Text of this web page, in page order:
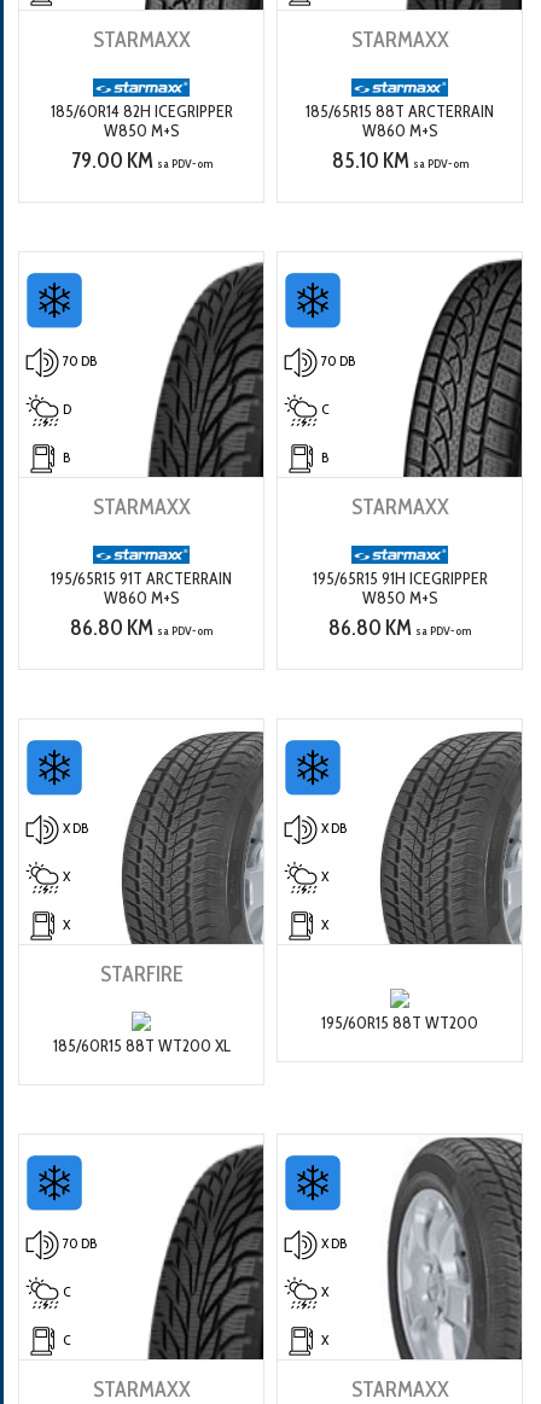
STARMAXX
185/60R14 82H ICEGRIPPER
W850 M+S
79.00 KM sa PDV-om
STARMAXX
185/65R15 88T ARCTERRAIN
W860 M+S
85.10 KM sa PDV-om
70 DB
D
B
STARMAXX
195/65R15 91T ARCTERRAIN
W860 M+S
86.80 KM sa PDV-om
70 DB
C
B
STARMAXX
195/65R15 91H ICEGRIPPER
W850 M+S
86.80 KM sa PDV-om
X DB
X
X
STARFIRE
185/60R15 88T WT200 XL
X DB
X
X
195/60R15 88T WT200
70 DB
C
C
STARMAXX
X DB
X
X
STARMAXX